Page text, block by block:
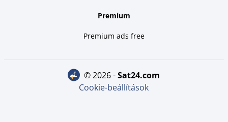
Premium
Premium ads free
© 2026 - sat24.com
Cookie-beállítások